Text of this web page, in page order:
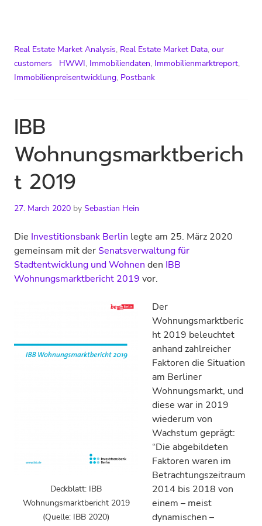
Real Estate Market Analysis, Real Estate Market Data, our
customers
HWWI, Immobiliendaten, Immobilienmarktreport,
Immobilienpreisentwicklung, Postbank
IBB
Wohnungsmarktberich
t 2019
27. March 2020 by Sebastian Hein
Die Investitionsbank Berlin legte am 25. März 2020
gemeinsam mit der Senatsverwaltung für
Stadtentwicklung und Wohnen den IBB
Wohnungsmarktbericht 2019 vor.
Deckblatt: IBB
Wohnungsmarktbericht 2019
(Quelle: IBB 2020)
Der
Wohnungsmarktberic
ht 2019 beleuchtet
anhand zahlreicher
Faktoren die Situation
am Berliner
Wohnungsmarkt, und
diese war in 2019
wiederum von
Wachstum geprägt:
“Die abgebildeten
Faktoren waren im
Betrachtungszeitraum
2014 bis 2018 von
einem – meist
dynamischen –